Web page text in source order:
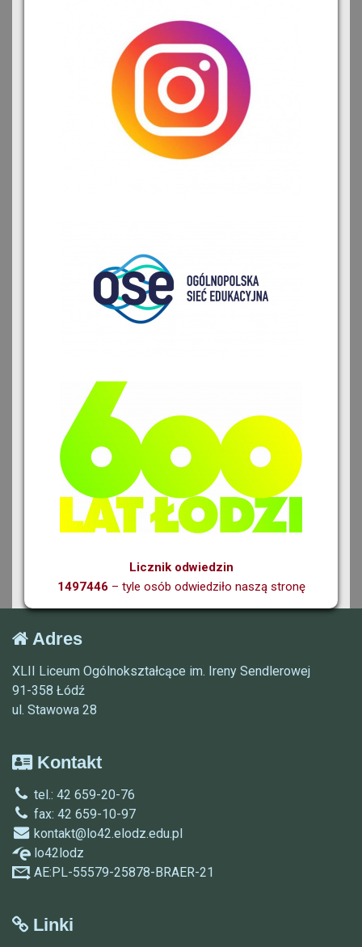
Licznik odwiedzin
1497446 – tyle osób odwiedziło naszą stronę
Adres
XLII Liceum Ogólnokształcące im. Ireny Sendlerowej
91-358 Łódź
ul. Stawowa 28
Kontakt
tel.: 42 659-20-76
fax: 42 659-10-97
kontakt@lo42.elodz.edu.pl
lo42lodz
AE:PL-55579-25878-BRAER-21
Linki